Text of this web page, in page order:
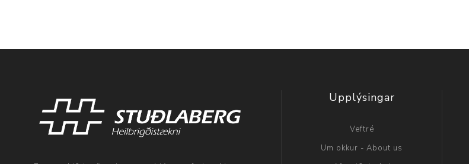
Upplýsingar
Veftré
Um okkur - About us